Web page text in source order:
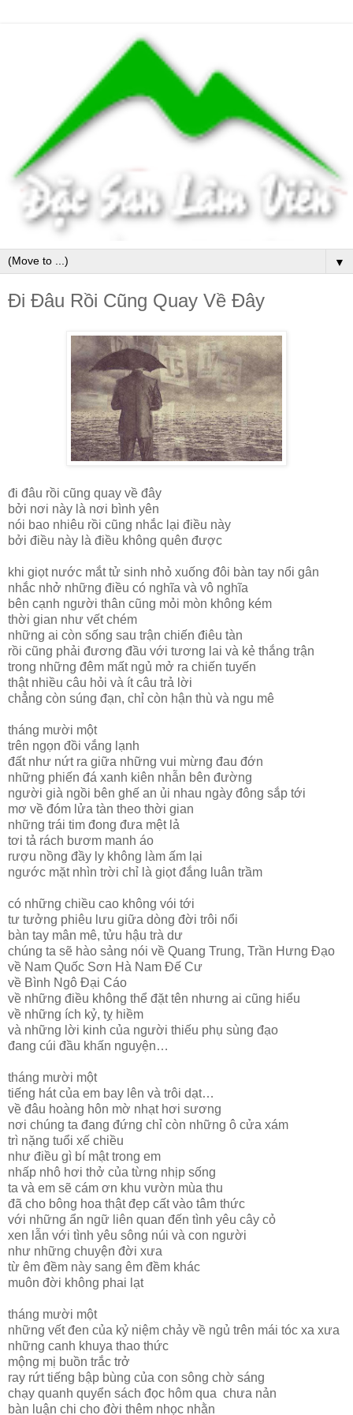
▼
Đi Đâu Rồi Cũng Quay Về Đây
đi đâu rồi cũng quay về đây
bởi nơi này là nơi bình yên
nói bao nhiêu rồi cũng nhắc lại điều này
bởi điều này là điều không quên được
khi giọt nước mắt tử sinh nhỏ xuống đôi bàn tay nổi gân
nhắc nhở những điều có nghĩa và vô nghĩa
bên cạnh người thân cũng mỏi mòn không kém
thời gian như vết chém
những ai còn sống sau trận chiến điêu tàn
rồi cũng phải đương đầu với tương lai và kẻ thắng trận
trong những đêm mất ngủ mở ra chiến tuyến
thật nhiều câu hỏi và ít câu trả lời
chẳng còn súng đạn, chỉ còn hận thù và ngu mê
tháng mười một
trên ngọn đồi vắng lạnh
đất như nứt ra giữa những vui mừng đau đớn
những phiến đá xanh kiên nhẫn bên đường
người già ngồi bên ghế an ủi nhau ngày đông sắp tới
mơ về đóm lửa tàn theo thời gian
những trái tim đong đưa mệt lả
tơi tả rách bươm manh áo
rượu nồng đầy ly không làm ấm lại
ngước mặt nhìn trời chỉ là giọt đắng luân trầm
có những chiều cao không vói tới
tư tưởng phiêu lưu giữa dòng đời trôi nổi
bàn tay mân mê, tửu hậu trà dư
chúng ta sẽ hào sảng nói về Quang Trung, Trần Hưng Đạo
về Nam Quốc Sơn Hà Nam Đế Cư
về Bình Ngô Đại Cáo
về những điều không thể đặt tên nhưng ai cũng hiểu
về những ích kỷ, tỵ hiềm
và những lời kinh của người thiếu phụ sùng đạo
đang cúi đầu khấn nguyện…
tháng mười một
tiếng hát của em bay lên và trôi dạt…
về đâu hoàng hôn mờ nhạt hơi sương
nơi chúng ta đang đứng chỉ còn những ô cửa xám
trì nặng tuổi xế chiều
như điều gì bí mật trong em
nhấp nhô hơi thở của từng nhịp sống
ta và em sẽ cám ơn khu vườn mùa thu
đã cho bông hoa thật đẹp cất vào tâm thức
với những ẩn ngữ liên quan đến tình yêu cây cỏ
xen lẫn với tình yêu sông núi và con người
như những chuyện đời xưa
từ êm đềm này sang êm đềm khác
muôn đời không phai lạt
tháng mười một
những vết đen của kỷ niệm chảy về ngủ trên mái tóc xa xưa
những canh khuya thao thức
mộng mị buồn trắc trở
ray rứt tiếng bập bùng của con sông chờ sáng
chạy quanh quyển sách đọc hôm qua chưa nản
bàn luận chi cho đời thêm nhọc nhằn